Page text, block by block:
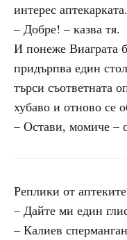
интерес аптекарката.
– Добре! – казва тя.
И понеже Виаграта
придърпва един
търси съответната
хубаво и отново се
– Остави, момиче –
Реплики от
– Дайте ми един
– Калиев